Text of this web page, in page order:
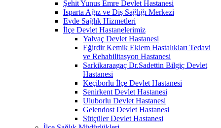
Şehit Yunus Emre Devlet Hastanesi
Isparta Ağız ve Diş Sağlığı Merkezi
Evde Sağlık Hizmetleri
İlçe Devlet Hastanelerimiz
Yalvaç Devlet Hastanesi
Eğirdir Kemik Eklem Hastalıkları Tedavi
ve Rehabilitasyon Hastanesi
Sarkikaraagaç Dr.Sadettin Bilgiç Devlet
Hastanesi
Keçiborlu İlçe Devlet Hastanesi
Senirkent Devlet Hastanesi
Uluborlu Devlet Hastanesi
Gelendost Devlet Hastanesi
Sütçüler Devlet Hastanesi